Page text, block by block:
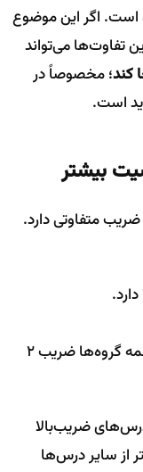
اگر این موضوع
تفاوت‌ها می‌تواند
کند؛ مخصوصاً در
است.
متفاوتی دارد.
ادبیات فارسی و عربی عمومی معمولاً در همه گروه‌ها ضریب ۲
درس‌های ضریب‌بالا
از سایر درس‌ها